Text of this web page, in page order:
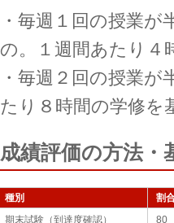
・毎週１回の授業
の。１週間あたり４
・毎週２回の授業
たり８時間の学修を
成績評価の方法・
種別
割
期末試験（到達度確認）
80